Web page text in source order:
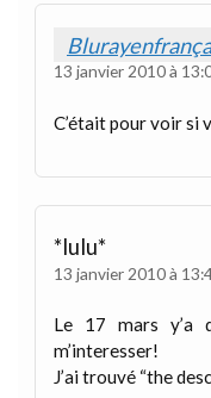
13 janvier 2010 à
C’était pour voir si
*lulu*
13 janvier 2010 à
Le 17 mars y’a
m’interesser!
J’ai trouvé “the